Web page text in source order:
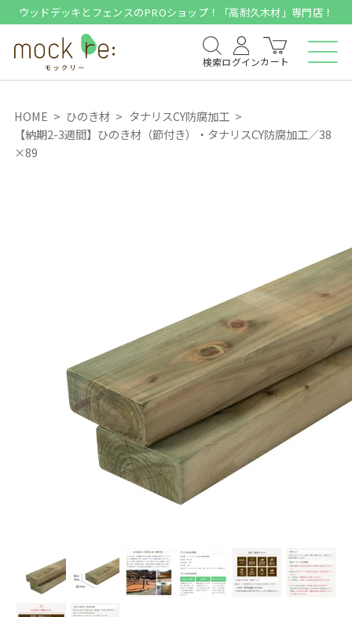
ウッドデッキとフェンスのPROショップ！「高耐久木材」専門店！
検索ログインカート
HOME ひのき材
タナリスCY防腐加工
【納期2-3週間】ひのき材（節付き）・タナリスCY防腐加工／38
×89